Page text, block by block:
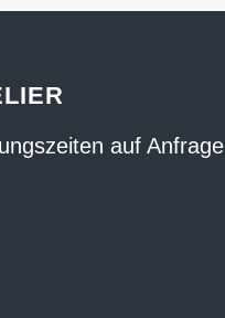
auf Anfrage